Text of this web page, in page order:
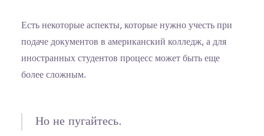
Есть некоторые аспекты, которые нужно учесть при
подаче документов в американский колледж, а для
иностранных студентов процесс может быть еще
более сложным.
Но не пугайтесь.